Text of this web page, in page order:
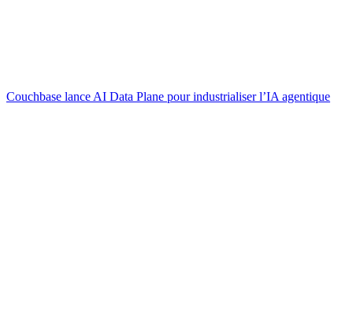
Couchbase lance AI Data Plane pour industrialiser l’IA agentique